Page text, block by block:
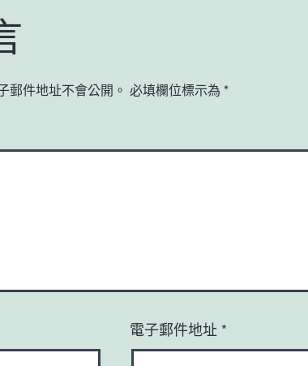
郵件地址不會公開。 必填欄位標示為 *
電子郵件地址 *